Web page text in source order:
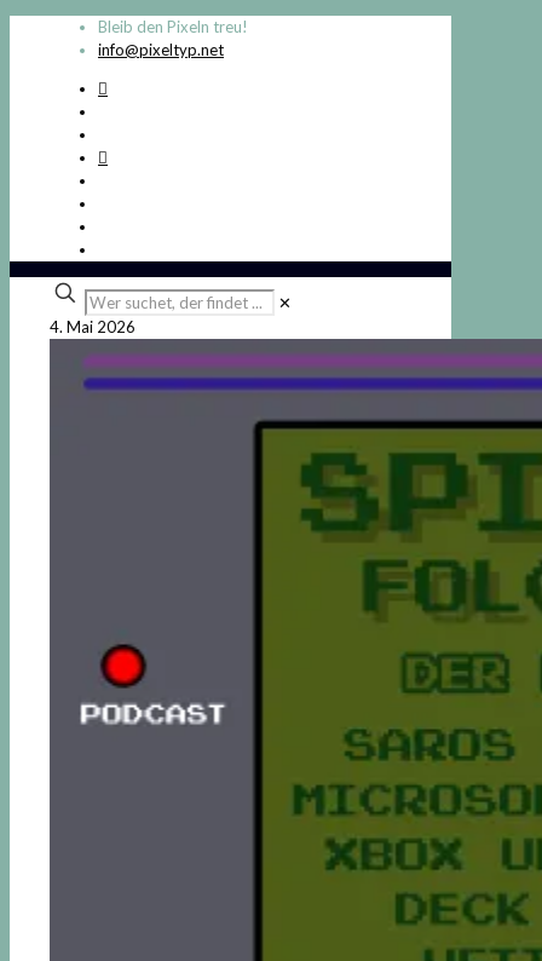
Bleib den Pixeln treu!
info@pixeltyp.net
Wer
suchet,
der
findet
...
✕
4. Mai 2026